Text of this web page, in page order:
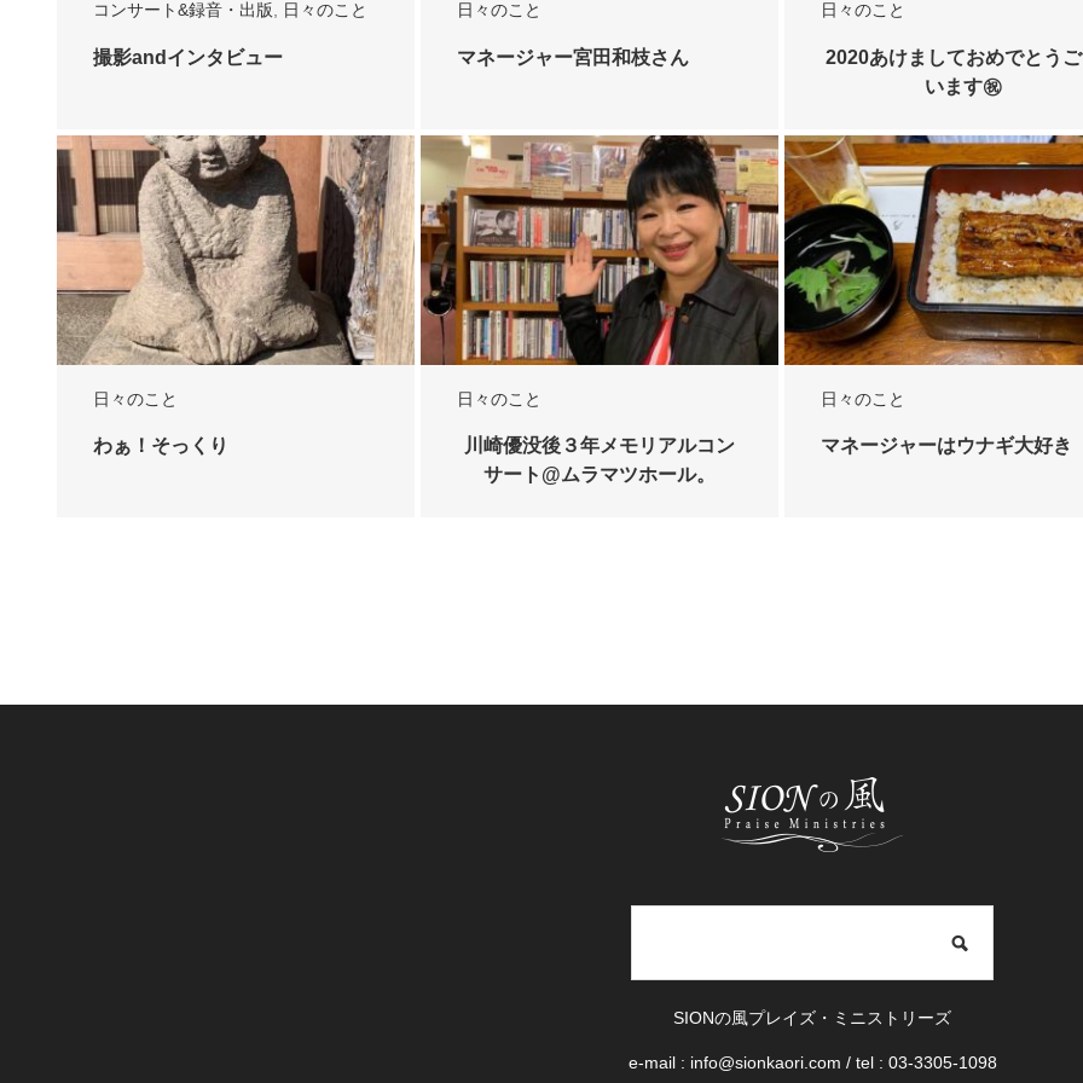
コンサート&録音・出版 日々のこと
撮影andインタビュー
日々のこと
マネージャー宮田和枝さん
日々のこと
2020あけましておめでとう
います㊗️
日々のこと
わぁ！そっくり
日々のこと
川崎優没後３年メモリアルコン
サート@ムラマツホール。
日々のこと
マネージャーはウナギ大好き
SIONの風プレイズ・ミニストリーズ
e-mail : info@sionkaori.com / tel : 03-3305-1098